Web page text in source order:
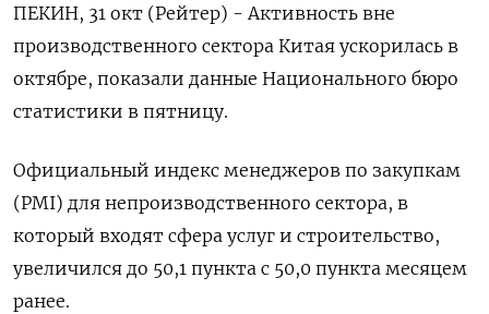
ПЕКИН, 31 окт (Рейтер) - Активность вне
производственного сектора Китая ускорилась в
октябре, показали данные Национального бюро
статистики в пятницу.
Официальный индекс менеджеров по закупкам
(PMI) для непроизводственного сектора, в
который входят сфера услуг и строительство,
увеличился до 50,1 пункта с 50,0 пункта месяцем
ранее.